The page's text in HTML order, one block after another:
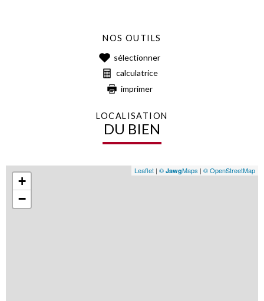
NOS OUTILS
sélectionner
calculatrice
imprimer
LOCALISATION
DU BIEN
+
−
Leaflet | © JawgMaps | © OpenStreetMap